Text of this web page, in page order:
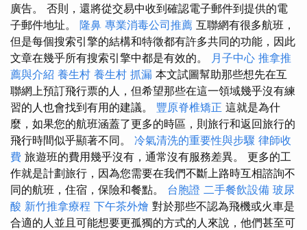
廣告。 否則，還將從交易中收到確認電子郵件到提供的電
子郵件地址。 隆鼻 專業消毒公司推薦 互聯網有很多航班，
但是每個搜索引擎的結構和特徵都有許多共同的功能，因此
文章在幾乎所有搜索引擎中都是有效的。
月子中心 推拿推
薦與介紹 養生村 養生村 抓漏 本文試圖幫助那些想先在互
聯網上預訂飛行票的人，但希望那些在這一領域幾乎沒有練
習的人也會找到有用的建議。 豐原脊椎矯正 這就是為什
麼，如果您的航班涵蓋了更多的時區，則旅行和返回旅行的
飛行時間似乎顯著不同。 冷氣清洗的重要性與步驟 律師收
費 旅遊班的費用幾乎沒有，通常沒有服務差異。 更多的工
作就是計劃旅行，因為您需要在我們不斷上路時互相諮詢不
同的航班，住宿，保險和餐點。 台胞證 二手餐飲設備 玻尿
酸 新竹推拿療程 下午茶外燴 對於那些不認為飛機或火車是
合適的人並且可能想要更孤獨的方式的人來說，他們甚至可